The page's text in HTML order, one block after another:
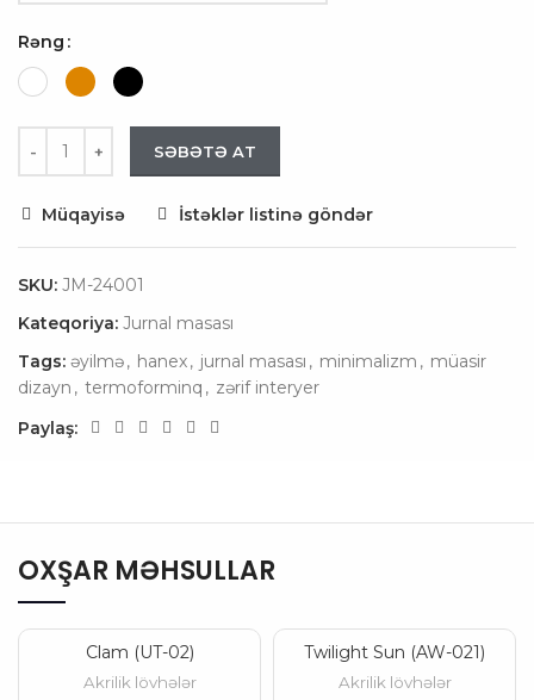
Rəng
SƏBƏTƏ AT
Müqayisə İstəklər listinə göndər
SKU: JM-24001
Kateqoriya: Jurnal masası
Tags: əyilmə, hanex, jurnal masası , minimalizm , müasir
dizayn , termoforminq , zərif interyer
Paylaş:
OXŞAR MƏHSULLAR
Clam (UT-02)
Akrilik lövhələr
Twilight Sun (AW-021)
Akrilik lövhələr